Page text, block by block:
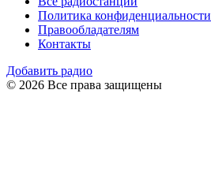
Политика конфиденциальности
Правообладателям
Контакты
Добавить радио
© 2026 Все права защищены